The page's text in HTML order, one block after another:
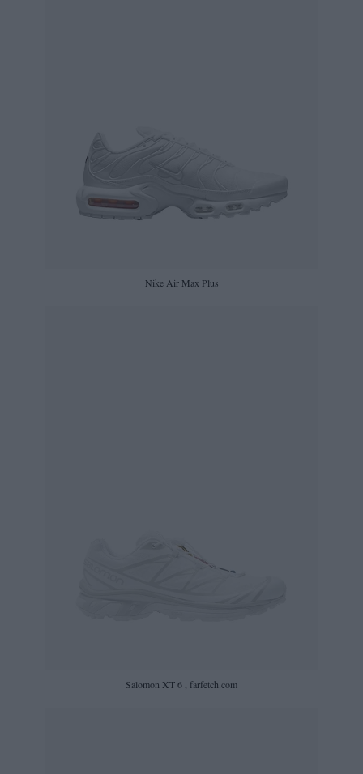
Nike Air Max Plus
Salomon XT 6 , farfetch.com